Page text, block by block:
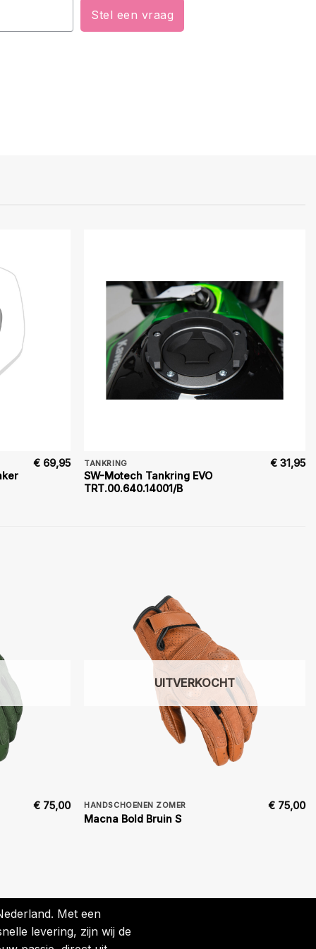
Stel een vraag
€69,95 TANKRING
SW-Motech Tankring EVO
TRT.00.640.14001/B
€ 31,95
€75,00
UITVERKOCHT
HANDSCHOENEN ZOMER
Macna Bold Bruin S
€ 75,00
Met een
levering, zijn wij de